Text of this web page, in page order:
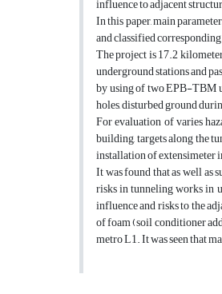
influence to adjacent
In this paper, main
and classified
The project is 17.2
underground stations and
by using of two EPB-TBM
holes, disturbed ground
For evaluation of varies
building, targets along the
installation of extensimeter
It was found that as well as
risks in tunneling works in
influence and risks to the
of foam (soil conditioner
metro L1. It was seen that